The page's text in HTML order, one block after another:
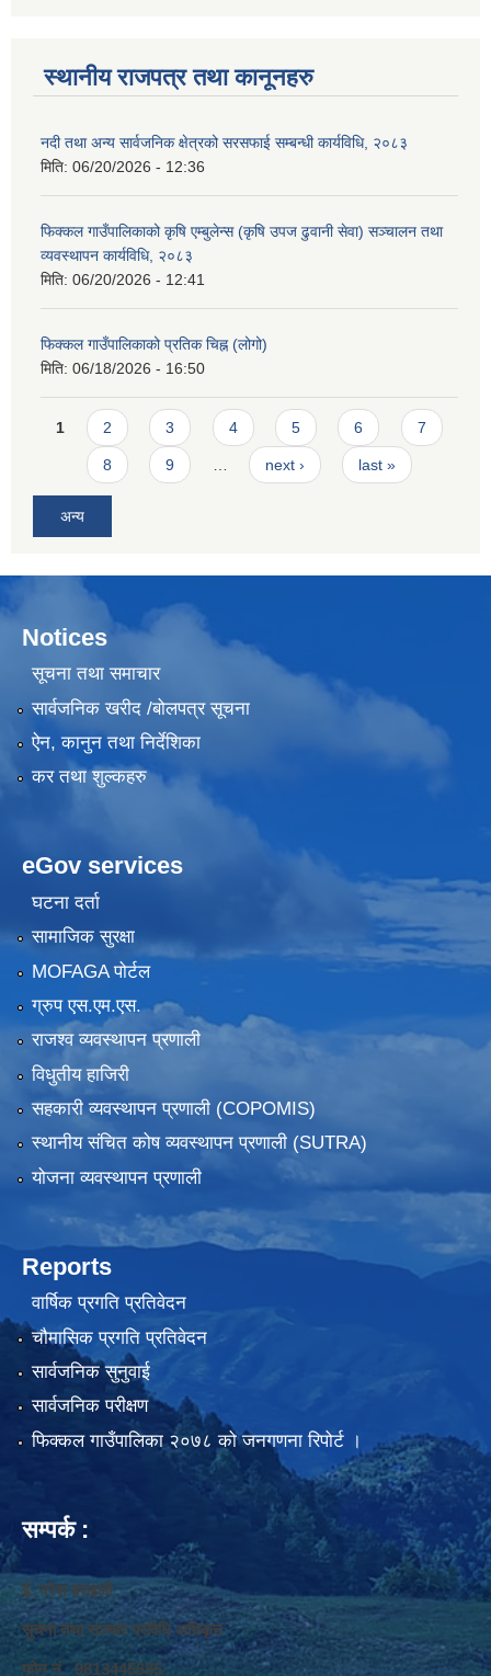
स्थानीय राजपत्र तथा कानूनहरु
नदी तथा अन्य सार्वजनिक क्षेत्रको सरसफाई सम्बन्धी कार्यविधि, २०८३
मिति: 06/20/2026 - 12:36
फिक्कल गाउँपालिकाको कृषि एम्बुलेन्स (कृषि उपज ढुवानी सेवा) सञ्चालन तथा
व्यवस्थापन कार्यविधि, २०८३
मिति: 06/20/2026 - 12:41
फिक्कल गाउँपालिकाको प्रतिक चिह्न (लोगो)
मिति: 06/18/2026 - 16:50
Pages
1 2 3 4 5 6 7
8 9 … next › last »
अन्य
Notices
सूचना तथा समाचार
सार्वजनिक खरीद /बोलपत्र सूचना
ऐन, कानुन तथा निर्देशिका
कर तथा शुल्कहरु
eGov services
घटना दर्ता
सामाजिक सुरक्षा
MOFAGA पोर्टल
ग्रुप एस.एम.एस.
राजश्व व्यवस्थापन प्रणाली
विधुतीय हाजिरी
सहकारी व्यवस्थापन प्रणाली (COPOMIS)
स्थानीय संचित कोष व्यवस्थापन प्रणाली (SUTRA)
योजना व्यवस्थापन प्रणाली
Reports
वार्षिक प्रगति प्रतिवेदन
चौमासिक प्रगति प्रतिवेदन
सार्वजनिक सुनुवाई
सार्वजनिक परीक्षण
फिक्कल गाउँपालिका २०७८ को जनगणना रिपोर्ट ।
सम्पर्क :
ई. नरेश बराइली
सुचना तथा सञ्‍चार प्रविधि अधिकृत
फोन नं. 9813445685